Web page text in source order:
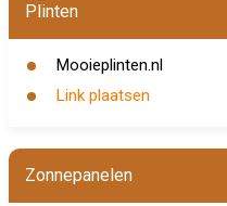
Plinten
Mooieplinten.nl
Link plaatsen
Zonnepanelen